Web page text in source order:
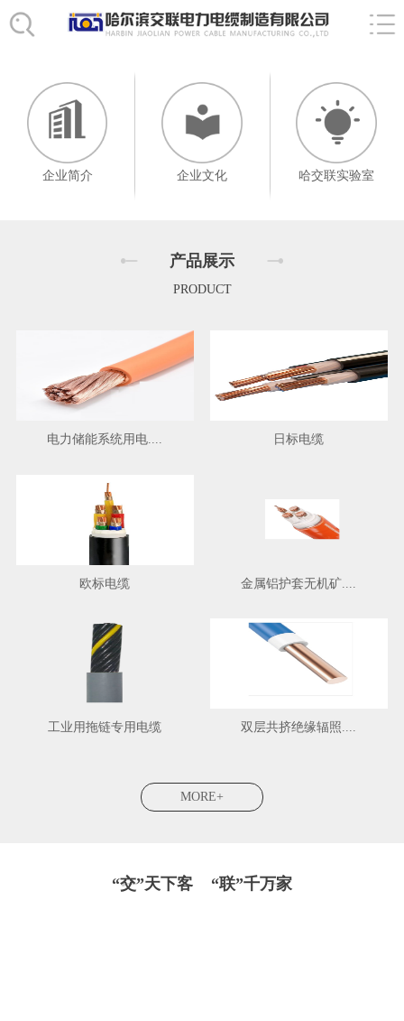
企业简介 企业文化 哈交联实验室
产品展示
PRODUCT
电力储能系统用电.... 日标电缆
欧标电缆 金属铝护套无机矿....
工业用拖链专用电缆 双层共挤绝缘辐照....
MORE+
“交”天下客 “联”千万家